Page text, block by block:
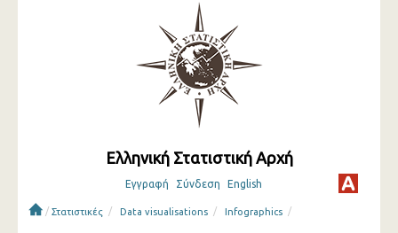
Ελληνική Στατιστική Αρχή
Εγγραφή Σύνδεση English
/ Στατιστικές / Data visualisations / Infographics /